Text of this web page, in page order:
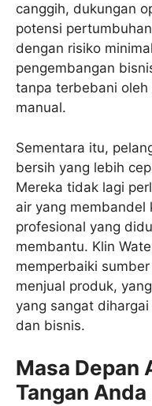
canggih, dukungan
potensi
dengan risiko
pengembangan
tanpa terbebani oleh
manual.
Sementara itu,
bersih yang lebih
Mereka tidak lagi
air yang
profesional yang
membantu. Klin
memperbaiki
menjual produk,
yang sangat
dan bisnis.
Masa Depan
Tangan Anda